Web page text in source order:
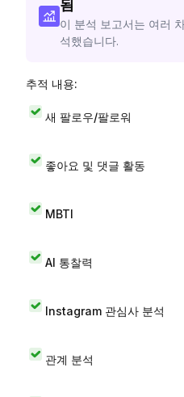
됨
이 분석 보고서는 여러
석했습니다.
추적 내용:
새 팔로우/팔로워
좋아요 및 댓글 활동
MBTI
AI 통찰력
Instagram 관심사 분석
관계 분석